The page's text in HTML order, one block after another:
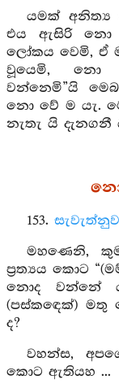
යමක් අනිත්‍ය
එය ඇසිරි නො
ලෝකය වෙමි, ඒ
වූයෙමි, නො
වන්නෙමි”යි
නො වේ ම යැ.
නැතැ යි දැනගනී
නො
153.
මහණෙනි,
ප්‍රත්‍යය කොට
නොද වන්නේ
(පස්කඳෙක්) මතු
ද?
වහන්ස,
කොට ඇතියහ ...